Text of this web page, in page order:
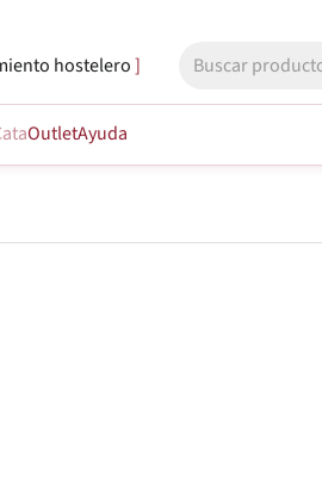
hostelero
OutletAyuda